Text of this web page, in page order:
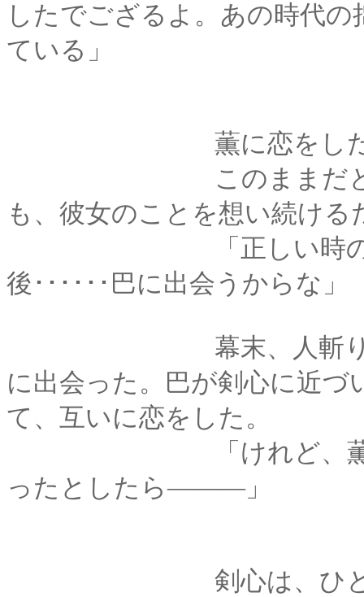
したでござるよ。あの時代
ている」
薫に恋をした、少
このままだと彼は、
も、彼女のことを想い続け
「正しい時の流れ
後･･････巴に出会うからな」
幕末、人斬りと呼ば
に出会った。巴が剣心に近
て、互いに恋をした。
「けれど、薫殿を慕
ったとしたら―――」
剣心は、ひと息に